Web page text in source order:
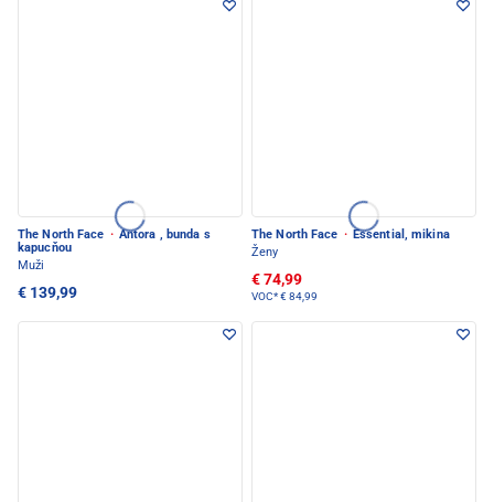
The North Face · Antora , bunda s
kapucňou
Muži
€ 139,99
The North Face · Essential, mikina
Ženy
€ 74,99
VOC*€ 84,99